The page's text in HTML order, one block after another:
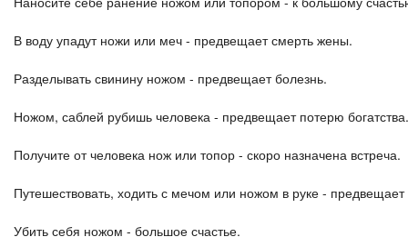
В воду упадут ножи или меч - предвещает смерть жены.
Разделывать свинину ножом - предвещает болезнь.
Ножом, саблей рубишь человека - предвещает потерю богатства.
Получите от человека нож или топор - скоро назначена встреча.
Путешествовать, ходить с мечом или ножом в руке -
Убить себя ножом - большое счастье.